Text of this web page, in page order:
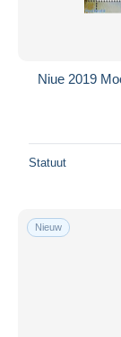
Niue 2019
Statuut
Nieuw